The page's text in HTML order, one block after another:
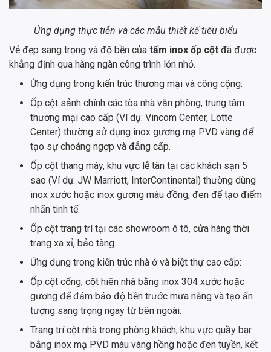
Ứng dụng thực tiễn và các mẫu thiết kế tiêu biểu
Vẻ đẹp sang trọng và độ bền của tấm inox ốp cột đã được
khẳng định qua hàng ngàn công trình lớn nhỏ.
Ứng dụng trong kiến trúc thương mại và công cộng:
Ốp cột sảnh chính các tòa nhà văn phòng, trung tâm
thương mại cao cấp (Ví dụ: Vincom Center, Lotte
Center) thường sử dụng inox gương mạ PVD vàng để
tạo sự choáng ngợp và đẳng cấp.
Ốp cột thang máy, khu vực lễ tân tại các khách sạn 5
sao (Ví dụ: JW Marriott, InterContinental) thường dùng
inox xước hoặc inox gương màu đồng, đen để tạo điểm
nhấn tinh tế.
Ốp cột trang trí tại các showroom ô tô, cửa hàng thời
trang xa xỉ, bảo tàng...
Ứng dụng trong kiến trúc nhà ở và biệt thự cao cấp:
Ốp cột cổng, cột hiên nhà bằng inox 304 xước hoặc
gương để đảm bảo độ bền trước mưa nắng và tạo ấn
tượng sang trọng ngay từ bên ngoài.
Trang trí cột nhà trong phòng khách, khu vực quầy bar
bằng inox mạ PVD màu vàng hồng hoặc đen tuyền, kết